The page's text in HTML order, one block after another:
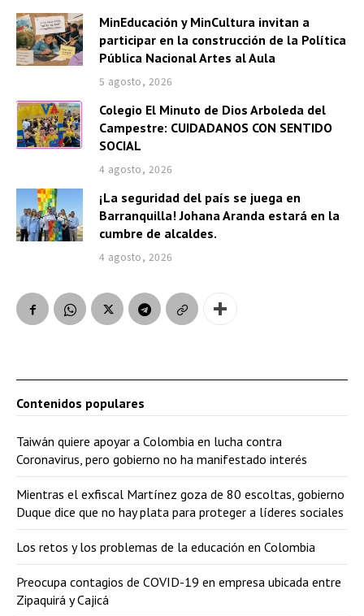
MinEducación y MinCultura invitan a
participar en la construcción de la Política
Pública Nacional Artes al Aula
5 agosto, 2026
Colegio El Minuto de Dios Arboleda del
Campestre: CUIDADANOS CON SENTIDO
SOCIAL
4 agosto, 2026
¡La seguridad del país se juega en
Barranquilla! Johana Aranda estará en la
cumbre de alcaldes.
4 agosto, 2026
Contenidos populares
Taiwán quiere apoyar a Colombia en lucha contra
Coronavirus, pero gobierno no ha manifestado interés
Mientras el exfiscal Martínez goza de 80 escoltas, gobierno
Duque dice que no hay plata para proteger a líderes sociales
Los retos y los problemas de la educación en Colombia
Preocupa contagios de COVID-19 en empresa ubicada entre
Zipaquirá y Cajicá